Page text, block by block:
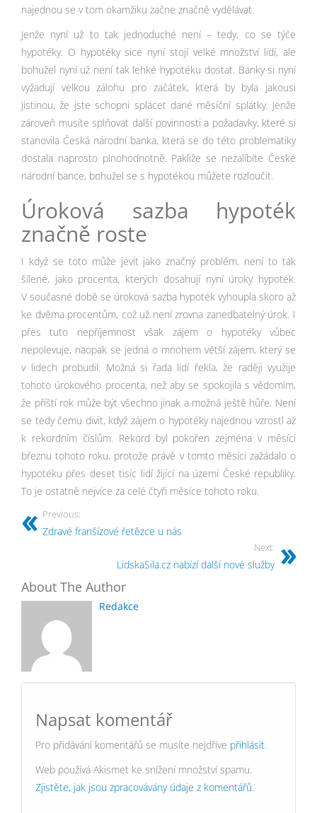
najednou se v tom okamžiku začne značně vydělávat.
Jenže nyní už to tak jednoduché není – tedy, co se týče
hypotéky. O hypotéky sice nyní stojí velké množství lidí, ale
bohužel nyní už není tak lehké hypotéku dostat. Banky si nyní
vyžadují velkou zálohu pro začátek, která by byla jakousi
jistinou, že jste schopni splácet dané měsíční splátky. Jenže
zároveň musíte splňovat další povinnosti a požadavky, které si
stanovila Česká národní banka, která se do této problematiky
dostala naprosto plnohodnotně. Pakliže se nezalíbíte České
národní bance, bohužel se s hypotékou můžete rozloučit.
Úroková sazba hypoték
značně roste
I když se toto může jevit jako značný problém, není to tak
šílené, jako procenta, kterých dosahují nyní úroky hypoték.
V současné době se úroková sazba hypoték vyhoupla skoro až
ke dvěma procentům, což už není zrovna zanedbatelný úrok. I
přes tuto nepříjemnost však zájem o hypotéky vůbec
nepolevuje, naopak se jedná o mnohem větší zájem, který se
v lidech probudil. Možná si řada lidí řekla, že raději využije
tohoto úrokového procenta, než aby se spokojila s vědomím,
že příští rok může být všechno jinak a možná ještě hůře. Není
se tedy čemu divit, když zájem o hypotéky najednou vzrostl až
k rekordním číslům. Rekord byl pokořen zejména v měsíci
březnu tohoto roku, protože právě v tomto měsíci zažádalo o
hypotéku přes deset tisíc lidí žijící na území České republiky.
To je ostatně nejvíce za celé čtyři měsíce tohoto roku.
Previous:
Zdravé franšízové řetězce u nás
Next:
LidskaSila.cz nabízí další nové služby
About The Author
Redakce
Napsat komentář
Pro přidávání komentářů se musíte nejdříve přihlásit.
Web používá Akismet ke snížení množství spamu.
Zjistěte, jak jsou zpracovávány údaje z komentářů.